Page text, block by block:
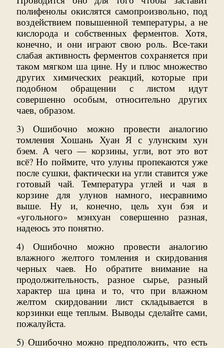
полифенолы окислятся самопроизвольно, под
воздействием повышенной температуры, а не
кислорода и собственных ферментов. Хотя,
конечно, и они играют свою роль. Все-таки
слабая активность ферментов сохраняется при
таком мягком ша цине. Ну и плюс множество
других химических реакций, которые при
подобном обращении с листом идут
совершенно особым, относительно других
чаев, образом.
3) Ошибочно можно провести аналогию
томления Хошань Хуан Я с улунским хун
бэем. А чего — корзины, угли, вот это вот
всё? Но поймите, что улуны пропекаются уже
после сушки, фактически на угли ставится уже
готовый чай. Температура углей и чая в
корзине для улунов намного, несравнимо
выше. Ну и, конечно, цель хун бэя и
«угольного» мэнхуан совершенно разная,
надеюсь это понятно.
4) Ошибочно можно провести аналогию
влажного желтого томления и скирдования
черных чаев. Но обратите внимание на
продолжительность, разное сырье, разный
характер ша цина и то, что при влажном
желтом скирдовании лист складывается в
корзинки еще теплым. Выводы сделайте сами,
пожалуйста.
5) Ошибочно можно предположить, что есть